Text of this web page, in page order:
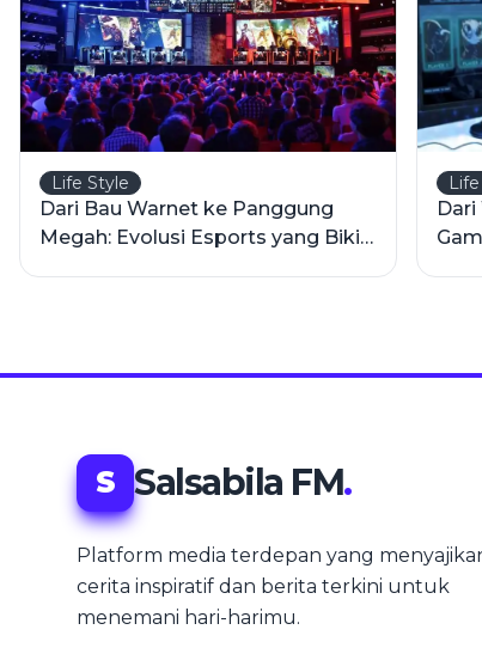
Life Style
Dari Bau Warnet ke Panggung
Megah: Evolusi Esports yang Bikin
Dari
S Salsabila FM.
Platform media terdepan yang
cerita inspiratif dan berita terkini untuk
menemani hari-harimu.